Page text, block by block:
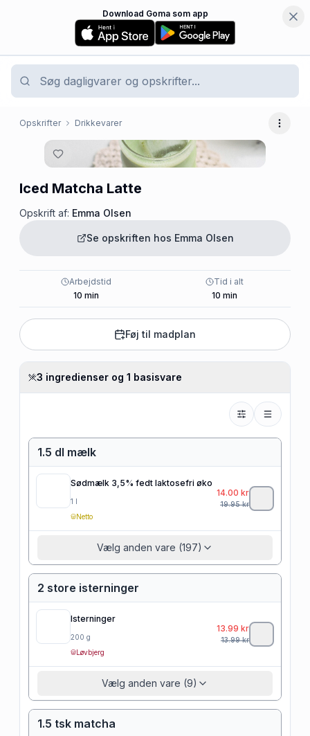
Download Goma som app
Opskrifter Drikkevarer Flere
Iced Matcha Latte
Opskrift af: Emma Olsen
Se opskriften hos Emma Olsen
Arbejdstid
10 min
Tid i alt
10 min
Føj til madplan
3 ingredienser og 1 basisvare
1.5 dl mælk
Sødmælk 3,5% fedt laktosefri øko
1 l
Netto
14.00 kr
19.95kr
Vælg anden vare (197)
2 store isterninger
Isterninger
200 g
Løvbjerg
13.99 kr
13.99kr
Vælg anden vare (9)
1.5 tsk matcha